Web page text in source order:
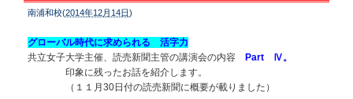
南浦和校(2014年12月14日)
グローバル時代に求められる 活字力
共立女子大学主催、読売新聞主管の講演会の内容
Part Ⅳ。
印象に残ったお話を紹介します。
（１１月30日付の読売新聞に概要が載りました）